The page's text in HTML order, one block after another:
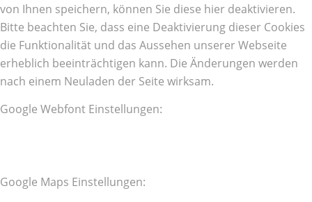
von Ihnen speichern, können Sie diese hier deaktivieren.
Bitte beachten Sie, dass eine Deaktivierung dieser Cookies
die Funktionalität und das Aussehen unserer Webseite
erheblich beeinträchtigen kann. Die Änderungen werden
nach einem Neuladen der Seite wirksam.
Google Webfont Einstellungen:
Google Maps Einstellungen: